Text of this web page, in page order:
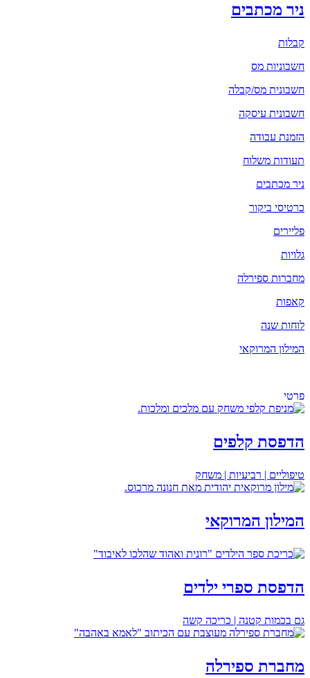
ניר מכתבים
קבלות
חשבוניות מס
חשבונית מס/קבלה
חשבונית עיסקה
הזמנת עבודה
תעודות משלוח
ניר מכתבים
כרטיסי ביקור
פליירים
גלויות
מחברות ספירלה
קאפות
לוחות שנה
המילון המרוקאי
פרטי
הדפסת קלפים
טיפוליים | רביעיות | משחק
המילון המרוקאי
הדפסת ספרי ילדים
גם בכמות קטנה | כריכה קשה
מחברת ספירלה